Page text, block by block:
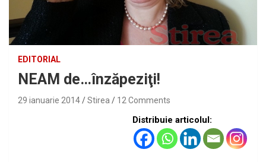
EDITORIAL
NEAM de…înzăpeziţi!
29 ianuarie 2014 Stirea 12 Comments
Distribuie articolul: